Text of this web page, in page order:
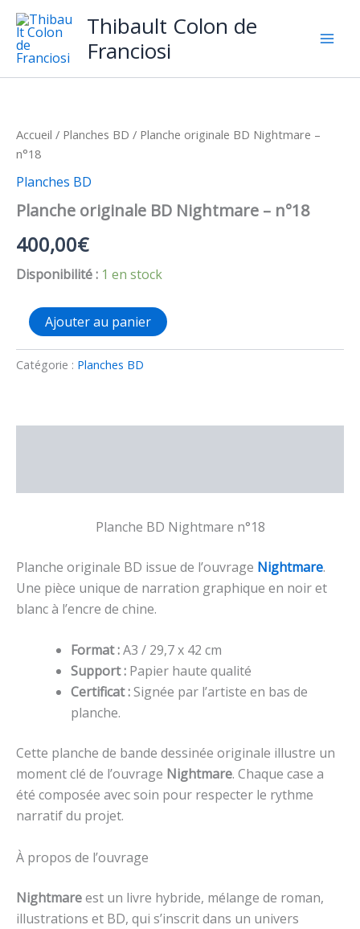
Aller
contenu
Thibault Colon de
Franciosi
Accueil / Planches BD / Planche originale BD Nightmare –
n°18
Planches BD
Planche originale BD Nightmare – n°18
400,00€
Disponibilité : 1 en stock
quantité
Planche
originale
n°18
Ajouter au panier
Catégorie : Planches BD
Planche BD Nightmare n°18
Planche originale BD issue de l’ouvrage Nightmare.
Une pièce unique de narration graphique en noir et
blanc à l’encre de chine.
Format :A3 / 29,7 x 42 cm
Support : Papier haute qualité
Certificat :Signée par l’artiste en bas de
planche.
Cette planche de bande dessinée originale illustre un
moment clé de l’ouvrage Nightmare. Chaque case a
été composée avec soin pour respecter le rythme
narratif du projet.
À propos de l’ouvrage
Nightmareest un livre hybride, mélange de roman,
illustrations et BD, qui s’inscrit dans un univers